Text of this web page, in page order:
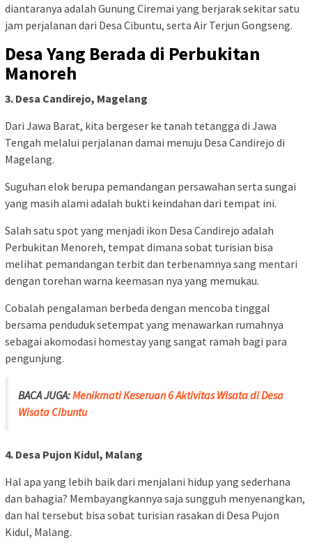
diantaranya adalah Gunung Ciremai yang berjarak sekitar satu
jam perjalanan dari Desa Cibuntu, serta Air Terjun Gongseng.
Desa Yang Berada di Perbukitan
Manoreh
3. Desa Candirejo, Magelang
Dari Jawa Barat, kita bergeser ke tanah tetangga di Jawa
Tengah melalui perjalanan damai menuju Desa Candirejo di
Magelang.
Suguhan elok berupa pemandangan persawahan serta sungai
yang masih alami adalah bukti keindahan dari tempat ini.
Salah satu spot yang menjadi ikon Desa Candirejo adalah
Perbukitan Menoreh, tempat dimana sobat turisian bisa
melihat pemandangan terbit dan terbenamnya sang mentari
dengan torehan warna keemasan nya yang memukau.
Cobalah pengalaman berbeda dengan mencoba tinggal
bersama penduduk setempat yang menawarkan rumahnya
sebagai akomodasi homestay yang sangat ramah bagi para
pengunjung.
BACA JUGA:Menikmati Keseruan 6 Aktivitas Wisata di Desa
Wisata Cibuntu
4. Desa Pujon Kidul, Malang
Hal apa yang lebih baik dari menjalani hidup yang sederhana
dan bahagia? Membayangkannya saja sungguh menyenangkan,
dan hal tersebut bisa sobat turisian rasakan di Desa Pujon
Kidul, Malang.